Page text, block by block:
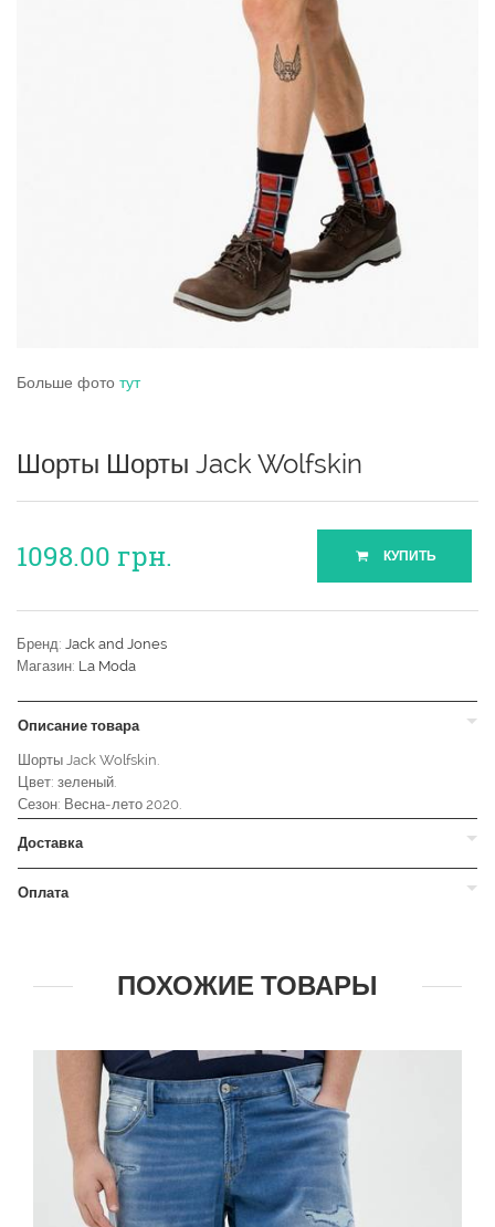
Больше фото тут
Шорты Шорты Jack Wolfskin
1098.00 грн. КУПИТЬ
Бренд: Jack and Jones
Магазин: La Moda
Описание товара
Шорты Jack Wolfskin.
Цвет: зеленый.
Сезон: Весна-лето 2020.
Доставка
Оплата
ПОХОЖИЕ ТОВАРЫ